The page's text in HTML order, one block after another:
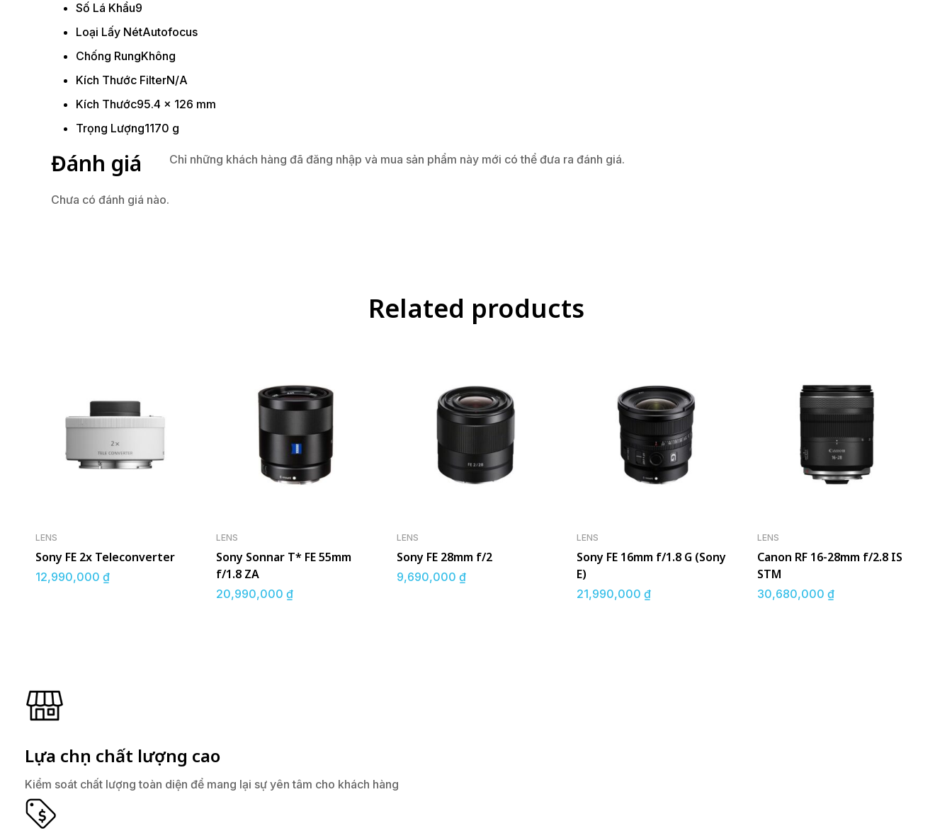
Số Lá Khẩu9
Loại Lấy NétAutofocus
Chống RungKhông
Kích Thước FilterN/A
Kích Thước95.4 x 126 mm
Trọng Lượng1170 g
Đánh giá
Chưa có đánh giá nào.
Chỉ những khách hàng đã đăng nhập và mua sản phẩm này mới có thể đưa ra đánh giá.
Related products
LENS
Sony FE 2x Teleconverter
12,990,000 ₫
LENS
Sony Sonnar T* FE 55mm
f/1.8 ZA
20,990,000 ₫
LENS
Sony FE 28mm f/2
9,690,000 ₫
LENS
Sony FE 16mm f/1.8 G (Sony
E)
21,990,000₫
LENS
Canon RF 16-28mm f/2.8 IS
STM
30,680,000₫
Lựa chọn chất lượng cao
Kiểm soát chất lượng toàn diện để mang lại sự yên tâm cho khách hàng